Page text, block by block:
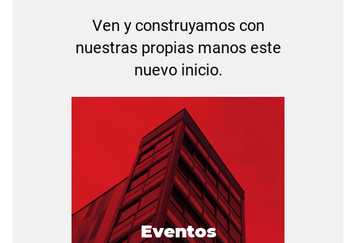
Ven y construyamos con
nuestras propias manos este
nuevo inicio.
Asamblea